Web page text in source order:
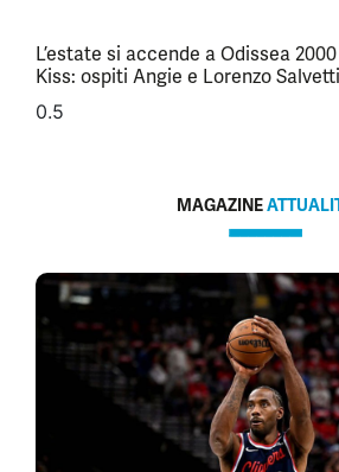
L’estate si accende a Odissea
Kiss: ospiti Angie e Lorenzo Salvetti
MAGAZINE